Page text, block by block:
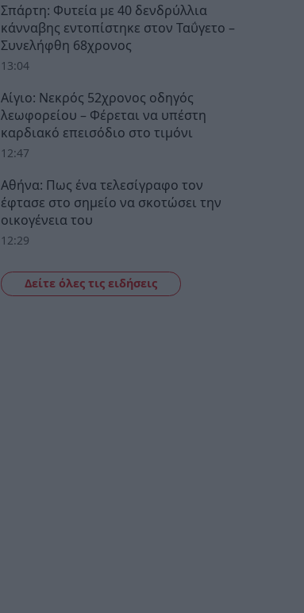
Σπάρτη: Φυτεία με 40 δενδρύλλια
κάνναβης εντοπίστηκε στον Ταΰγετο –
Συνελήφθη 68χρονος
13:04
Αίγιο: Νεκρός 52χρονος οδηγός
λεωφορείου – Φέρεται να υπέστη
καρδιακό επεισόδιο στο τιμόνι
12:47
Αθήνα: Πως ένα τελεσίγραφο τον
έφτασε στο σημείο να σκοτώσει την
οικογένεια του
12:29
Δείτε όλες τις ειδήσεις